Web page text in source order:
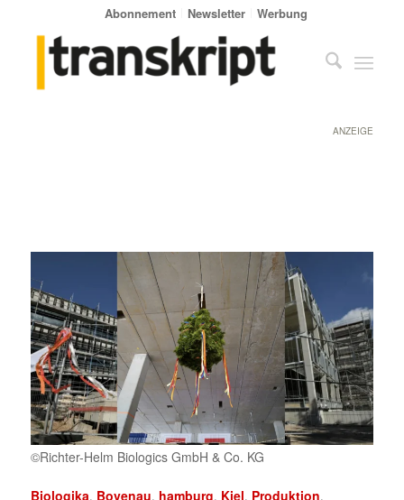
Abonnement Newsletter Werbung
ANZEIGE
©Richter-Helm Biologics GmbH & Co. KG
Biologika, Bovenau, hamburg, Kiel, Produktion,